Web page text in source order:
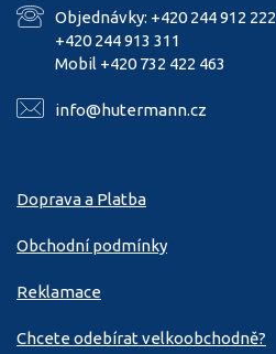
Objednávky: +420 244 912 222
+420 244 913 311
Mobil +420 732 422 463
info@hutermann.cz
Doprava a Platba
Obchodní podmínky
Reklamace
Chcete odebírat velkoobchodně?